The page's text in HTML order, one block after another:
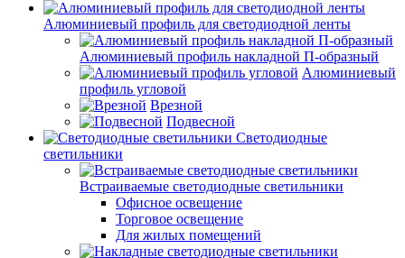
Алюминиевый профиль для светодиодной ленты
Алюминиевый профиль накладной П-образный
Алюминиевый
профиль угловой
Врезной
Подвесной
Светодиодные
светильники
Встраиваемые светодиодные светильники
Офисное освещение
Торговое освещение
Для жилых помещений